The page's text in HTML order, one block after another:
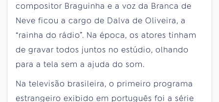
compositor Braguinha e a voz da Branca de
Neve ficou a cargo de Dalva de Oliveira, a
“rainha do rádio”. Na época, os atores tinham
de gravar todos juntos no estúdio, olhando
para a tela sem a ajuda do som.
Na televisão brasileira, o primeiro programa
estrangeiro exibido em português foi a série